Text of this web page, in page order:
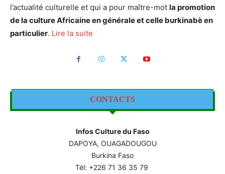
l’actualité culturelle et qui a pour maître-mot la promotion
de la culture Africaine en générale et celle burkinabè en
particulier. Lire la suite
CONTACTS
Infos Culture du Faso
DAPOYA, OUAGADOUGOU
Burkina Faso
Tél: +226 71 36 35 79